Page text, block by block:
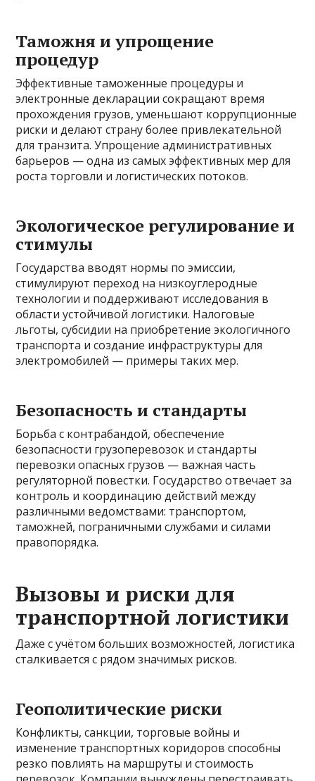
Таможня и упрощение
процедур
Эффективные таможенные процедуры и
электронные декларации сокращают время
прохождения грузов, уменьшают коррупционные
риски и делают страну более привлекательной
для транзита. Упрощение административных
барьеров — одна из самых эффективных мер для
роста торговли и логистических потоков.
Экологическое регулирование и
стимулы
Государства вводят нормы по эмиссии,
стимулируют переход на низкоуглеродные
технологии и поддерживают исследования в
области устойчивой логистики. Налоговые
льготы, субсидии на приобретение экологичного
транспорта и создание инфраструктуры для
электромобилей — примеры таких мер.
Безопасность и стандарты
Борьба с контрабандой, обеспечение
безопасности грузоперевозок и стандарты
перевозки опасных грузов — важная часть
регуляторной повестки. Государство отвечает за
контроль и координацию действий между
различными ведомствами: транспортом,
таможней, пограничными службами и силами
правопорядка.
Вызовы и риски для
транспортной логистики
Даже с учётом больших возможностей, логистика
сталкивается с рядом значимых рисков.
Геополитические риски
Конфликты, санкции, торговые войны и
изменение транспортных коридоров способны
резко повлиять на маршруты и стоимость